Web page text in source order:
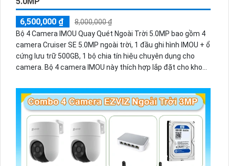
6,500,000 ₫
8,000,000 ₫
Bộ 4 Camera IMOU Quay Quét Ngoài Trời 5.0MP bao gồm 4
camera Cruiser SE 5.0MP ngoài trời, 1 đầu ghi hình IMOU + ổ
cứng lưu trữ 500GB, 1 bộ chia tín hiệu chuyên dụng cho
camera. Bộ 4 camera IMOU này thích hợp lắp đặt cho kho
trời.